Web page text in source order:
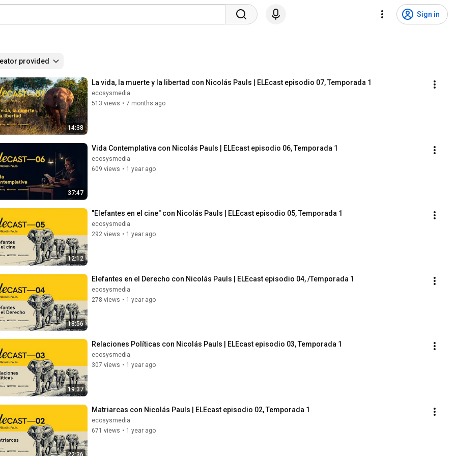
Sign in
provided
14:38
La vida, la muerte y la libertad con Nicolás Pauls | ELEcast episodio 07, Temporada 1
ecosysmedia
513 views • 7 months ago
37:47
Vida Contemplativa con Nicolás Pauls | ELEcast episodio 06, Temporada 1
ecosysmedia
609 views • 1 year ago
12:12
"Elefantes en el cine" con Nicolás Pauls | ELEcast episodio 05, Temporada 1
ecosysmedia
292 views • 1 year ago
18:56
Elefantes en el Derecho con Nicolás Pauls | ELEcast episodio 04, /Temporada 1
ecosysmedia
278 views • 1 year ago
19:37
Relaciones Políticas con Nicolás Pauls | ELEcast episodio 03, Temporada 1
ecosysmedia
307 views • 1 year ago
22:36
Matriarcas con Nicolás Pauls | ELEcast episodio 02, Temporada 1
ecosysmedia
671 views • 1 year ago